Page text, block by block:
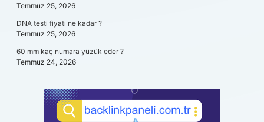
Temmuz 25, 2026
DNA testi fiyatı ne kadar ?
Temmuz 25, 2026
60 mm kaç numara yüzük eder ?
Temmuz 24, 2026